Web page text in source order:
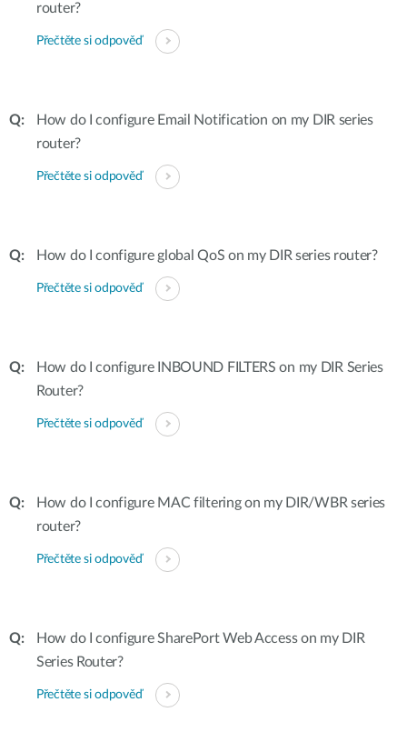
router?
Přečtěte si odpověď
How do I configure Email Notification on my DIR series
router?
Přečtěte si odpověď
How do I configure global QoS on my DIR series router?
Přečtěte si odpověď
How do I configure INBOUND FILTERS on my DIR Series
Router?
Přečtěte si odpověď
How do I configure MAC filtering on my DIR/WBR series
router?
Přečtěte si odpověď
How do I configure SharePort Web Access on my DIR
Series Router?
Přečtěte si odpověď